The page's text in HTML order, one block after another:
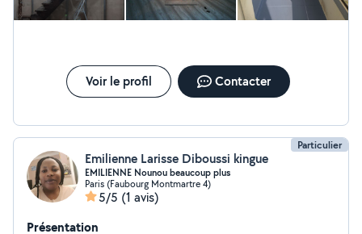
Voir le profil Contacter
Particulier
Emilienne Larisse Diboussi kingue
EMILIENNE Nounou beaucoup plus
Paris (Faubourg Montmartre 4)
5/5 (1 avis)
Présentation